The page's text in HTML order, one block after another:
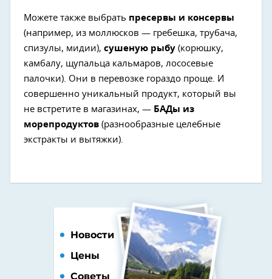
Можете также выбрать пресервы и консервы
(например, из моллюсков — гребешка, трубача,
спизулы, мидии), сушеную рыбу (корюшку,
камбалу, щупальца кальмаров, лососевые
палочки). Они в перевозке гораздо проще. И
совершенно уникальный продукт, который вы
не встретите в магазинах, — БАДы из
морепродуктов (разнообразные целебные
экстракты и вытяжки).
Новости
Цены
Советы